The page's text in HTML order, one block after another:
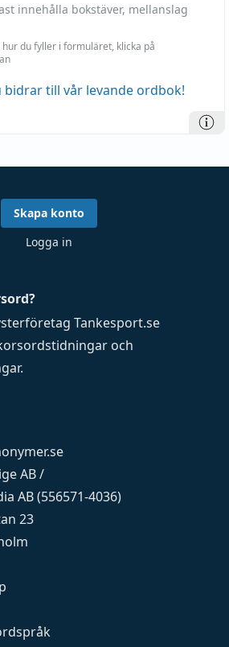
innehålla bokstäver, mellanslag
du fyller i formuläret, klicka på
bidrar till vår levande ordbok!
Tankesport.se
och
.
AB /
AB (556571-4036)
23
Skapa konto
Logga in